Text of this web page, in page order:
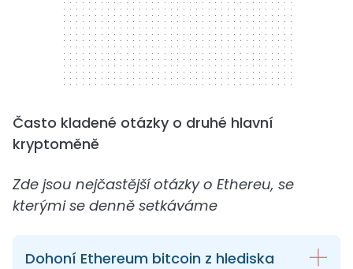
Často kladené otázky o druhé hlavní
kryptoměně
Zde jsou nejčastější otázky o Ethereu, se
kterými se denně setkáváme
Dohoní Ethereum bitcoin z hlediska